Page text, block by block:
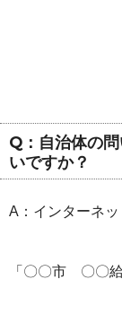
Q：自治体の
いですか？
A：インターネッ
「〇〇市 〇〇給